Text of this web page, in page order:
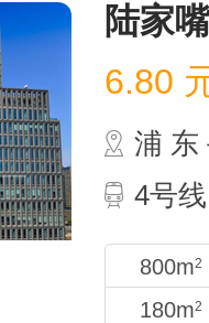
陆家
6.80
浦 东
4号
800m2
180m2